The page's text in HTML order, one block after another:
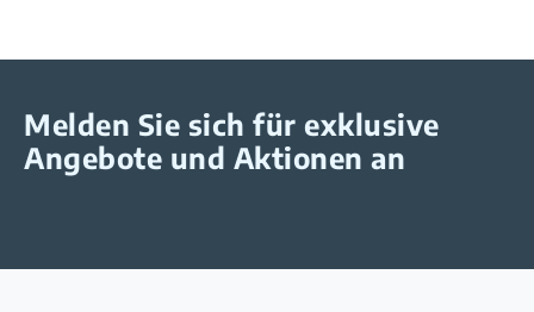
Melden Sie sich für exklusive
Angebote und Aktionen an